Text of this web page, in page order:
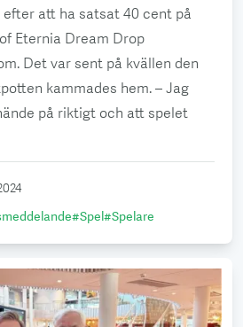
efter att ha satsat 40 cent på
Eternia Dream Drop
Det var sent på kvällen den
kammades hem. – Jag
på riktigt och att spelet
#Spel#Spelare